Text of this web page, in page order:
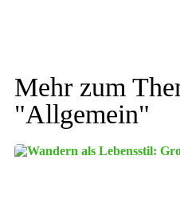
Mehr zum
"Allgemein"